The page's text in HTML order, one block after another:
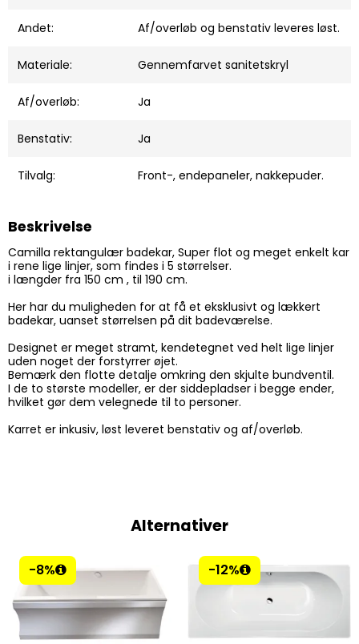
Andet: Af/overløb og benstativ leveres løst.
Materiale: Gennemfarvet sanitetskryl
Af/overløb: Ja
Benstativ: Ja
Tilvalg: Front-, endepaneler, nakkepuder.
Beskrivelse
Camilla rektangulær badekar, Super flot og meget enkelt kar
i rene lige linjer, som findes i 5 størrelser.
i længder fra 150 cm , til 190 cm.
Her har du muligheden for at få et eksklusivt og lækkert
badekar, uanset størrelsen på dit badeværelse.
Designet er meget stramt, kendetegnet ved helt lige linjer
uden noget der forstyrrer øjet.
Bemærk den flotte detalje omkring den skjulte bundventil.
I de to største modeller, er der siddepladser i begge ender,
hvilket gør dem velegnede til to personer.
Karret er inkusiv, løst leveret benstativ og af/overløb.
Alternativer
-8% -12%